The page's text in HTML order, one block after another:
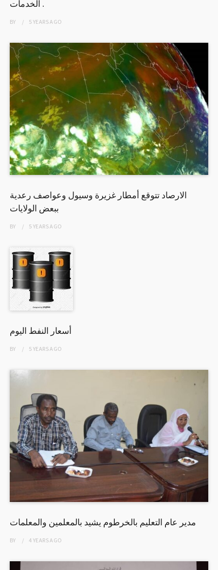
الخدمات .
BY 5 YEARSAGO
الارصاد تتوقع أمطار غزيرة وسيول وعواصف رعدية
ببعض الولايات
BY 5 YEARSAGO
أسعار النفط اليوم
BY 5 YEARSAGO
مدير عام التعليم بالخرطوم يشيد بالمعلمين والمعلمات
BY 4 YEARSAGO